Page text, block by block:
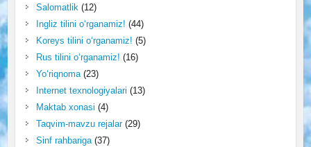
Salomatlik(12)
Ingliz tilini o‘rganamiz! (44)
Koreys tilini o‘rganamiz! (5)
Rus tilini o‘rganamiz! (16)
Yo‘riqnoma(23)
Internet texnologiyalari (13)
Maktab xonasi (4)
Taqvim-mavzu rejalar(29)
Sinf rahbariga(37)